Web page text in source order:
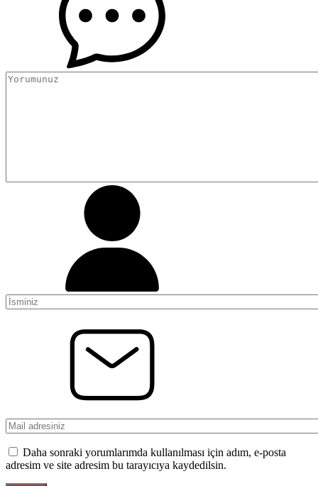
Daha sonraki yorumlarımda kullanılması için adım, e-posta
adresim ve site adresim bu tarayıcıya kaydedilsin.